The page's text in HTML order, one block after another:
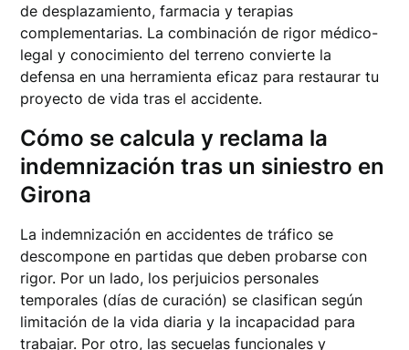
de desplazamiento, farmacia y terapias
complementarias. La combinación de rigor médico-
legal y conocimiento del terreno convierte la
defensa en una herramienta eficaz para restaurar tu
proyecto de vida tras el accidente.
Cómo se calcula y reclama la
indemnización tras un siniestro en
Girona
La indemnización en accidentes de tráfico se
descompone en partidas que deben probarse con
rigor. Por un lado, los perjuicios personales
temporales (días de curación) se clasifican según
limitación de la vida diaria y la incapacidad para
trabajar. Por otro, las secuelas funcionales y